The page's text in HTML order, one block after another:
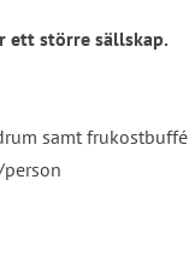
ett större sällskap.
samt frukostbuffé